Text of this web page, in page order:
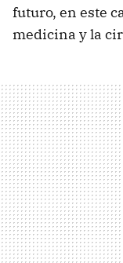
futuro, en este
medicina y la